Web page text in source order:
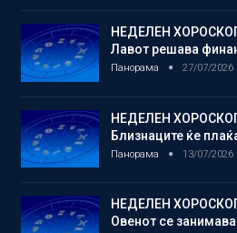
НЕДЕЛЕН
Лавот решава
Панорама 27/07/2026
НЕДЕЛЕН
Близнаците ќе
Панорама 13/07/2026
НЕДЕЛЕН
Овенот се